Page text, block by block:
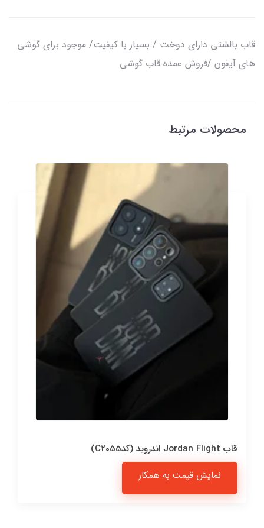
قاب بالشتی دارای دوخت / بسیار با کیفیت/ موجود برای گوشی
های آیفون /فروش عمده قاب گوشی
محصولات مرتبط
قاب Jordan Flight اندروید (کدC2055)
نمایش قیمت به همکار